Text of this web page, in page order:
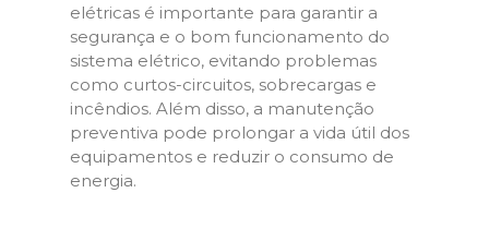
elétricas é importante para garantir a
segurança e o bom funcionamento do
sistema elétrico, evitando problemas
como curtos-circuitos, sobrecargas e
incêndios. Além disso, a manutenção
preventiva pode prolongar a vida útil dos
equipamentos e reduzir o consumo de
energia.